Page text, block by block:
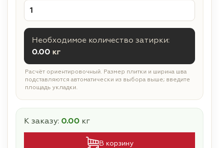
Необходимое количество затирки:
0.00 кг
Расчёт ориентировочный. Размер плитки и ширина шва
подставляются автоматически из выбора выше; введите
площадь укладки.
К заказу: 0.00 кг
В корзину